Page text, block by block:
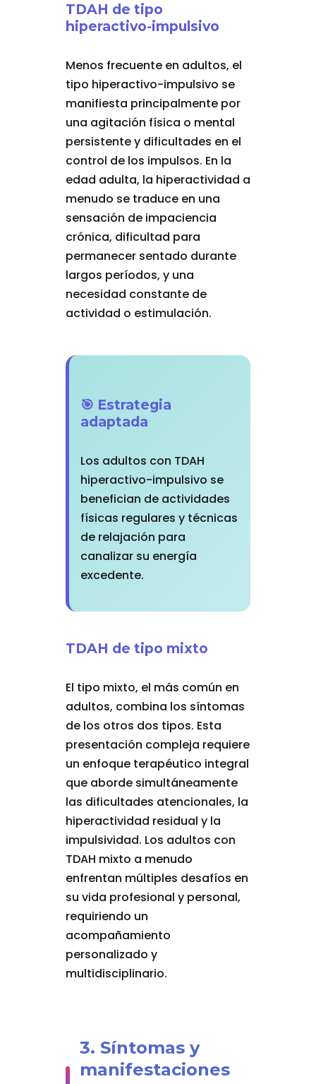
TDAH de tipo
hiperactivo-impulsivo
Menos frecuente en adultos, el
tipo hiperactivo-impulsivo se
manifiesta principalmente por
una agitación física o mental
persistente y dificultades en el
control de los impulsos. En la
edad adulta, la hiperactividad a
menudo se traduce en una
sensación de impaciencia
crónica, dificultad para
permanecer sentado durante
largos períodos, y una
necesidad constante de
actividad o estimulación.
🎯 Estrategia
adaptada
Los adultos con TDAH
hiperactivo-impulsivo se
benefician de actividades
físicas regulares y técnicas
de relajación para
canalizar su energía
excedente.
TDAH de tipo mixto
El tipo mixto, el más común en
adultos, combina los síntomas
de los otros dos tipos. Esta
presentación compleja requiere
un enfoque terapéutico integral
que aborde simultáneamente
las dificultades atencionales, la
hiperactividad residual y la
impulsividad. Los adultos con
TDAH mixto a menudo
enfrentan múltiples desafíos en
su vida profesional y personal,
requiriendo un
acompañamiento
personalizado y
multidisciplinario.
3. Síntomas y
manifestaciones